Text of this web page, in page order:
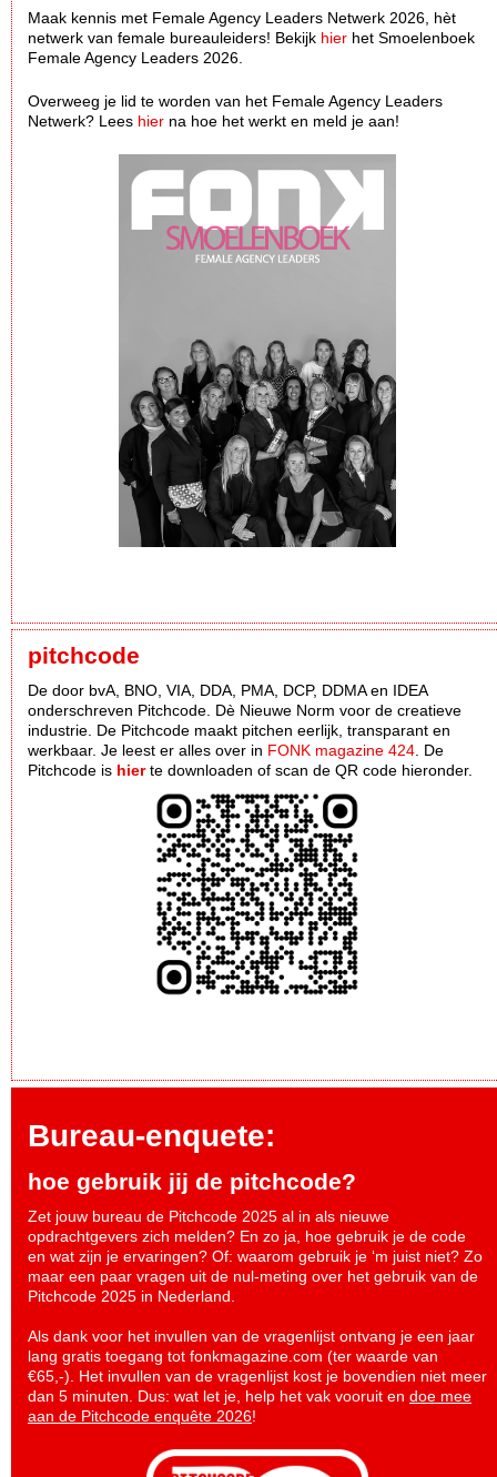
Maak kennis met Female Agency Leaders Netwerk 2026, hèt
netwerk van female bureauleiders! Bekijk hier het Smoelenboek
Female Agency Leaders 2026.
Overweeg je lid te worden van het Female Agency Leaders
Netwerk? Lees hier na hoe het werkt en meld je aan!
pitchcode
De door bvA, BNO, VIA, DDA, PMA, DCP, DDMA en IDEA
onderschreven Pitchcode. Dè Nieuwe Norm voor de creatieve
industrie. De Pitchcode maakt pitchen eerlijk, transparant en
werkbaar. Je leest er alles over in FONK magazine 424 . De
Pitchcode is hierte downloaden of scan de QR code hieronder.
Bureau-enquete:
hoe gebruik jij de pitchcode?
Zet jouw bureau de Pitchcode 2025 al in als nieuwe
opdrachtgevers zich melden? En zo ja, hoe gebruik je de code
en wat zijn je ervaringen? Of: waarom gebruik je ‘m juist niet? Zo
maar een paar vragen uit de nul-meting over het gebruik van de
Pitchcode 2025 in Nederland.
Als dank voor het invullen van de vragenlijst ontvang je een jaar
lang gratis toegang tot fonkmagazine.com (ter waarde van
€65,-). Het invullen van de vragenlijst kost je bovendien niet meer
dan 5 minuten. Dus: wat let je, help het vak vooruit en doe mee
aan de Pitchcode enquête 2026!